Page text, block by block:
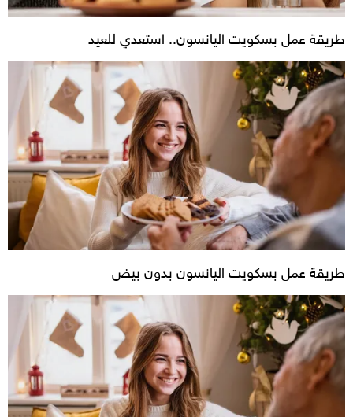
طريقة عمل بسكويت اليانسون.. استعدي للعيد
طريقة عمل بسكويت اليانسون بدون بيض